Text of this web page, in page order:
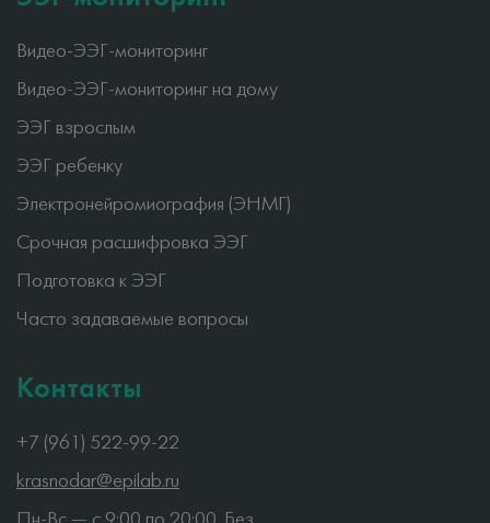
Видео-ЭЭГ-мониторинг
Видео-ЭЭГ-мониторинг на дому
ЭЭГ взрослым
ЭЭГ ребенку
Электронейромиография (ЭНМГ)
Срочная расшифровка ЭЭГ
Подготовка к ЭЭГ
Часто задаваемые вопросы
Контакты
+7 (961) 522-99-22
krasnodar@epilab.ru